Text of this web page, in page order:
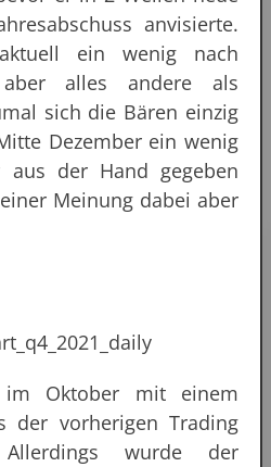
anvisierte.
ein wenig nach
alles andere als
sich die Bären einzig
Dezember ein wenig
aus der Hand gegeben
Meinung dabei aber
Oktober mit einem
der vorherigen Trading
wurde der